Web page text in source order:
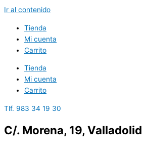
Ir al contenido
Tienda
Mi cuenta
Carrito
Tienda
Mi cuenta
Carrito
Tlf. 983 34 19 30
C/. Morena, 19, Valladolid